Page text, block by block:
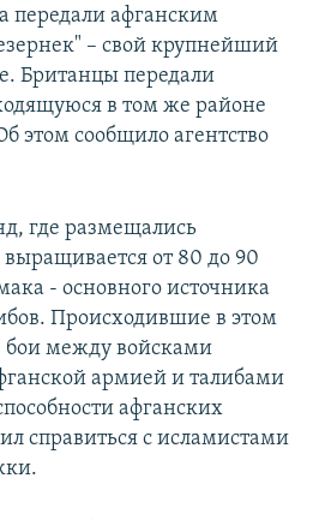
передали афганским
– свой крупнейший
Британцы передали
в том же районе
этом сообщило агентство
где размещались
от 80 до 90
- основного источника
Происходившие в этом
бои между войсками
армией и талибами
афганских
справиться с исламистами